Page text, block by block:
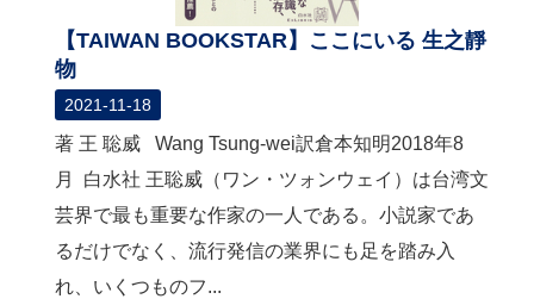
【TAIWAN BOOKSTAR】ここにいる 生之靜
物
2021-11-18
著 王 聡威 Wang Tsung-wei訳倉本知明2018年8
月 白水社 王聡威（ワン・ツォンウェイ）は台湾文
芸界で最も重要な作家の一人である。小説家であ
るだけでなく、流行発信の業界にも足を踏み入
れ、いくつものフ...